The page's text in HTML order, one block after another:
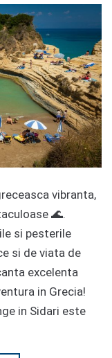
vibranta,
🌊.
si pesterile
si de viata de
excelenta
in Grecia!
in Sidari este